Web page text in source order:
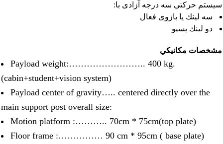
سيستم حركتي سه درجه آزادی با:
سه لينك يا بازوی فعال
دو لينك پسيو
مشخصات مكانيكي
Payload weight:…………………….. 400 kg.
(cabin+student+vision system)
Payload center of gravity….. centered directly over the
main support post overall size:
Motion platform :……….. 70cm * 75cm(top plate)
Floor frame :…………… 90 cm * 95cm ( base plate)